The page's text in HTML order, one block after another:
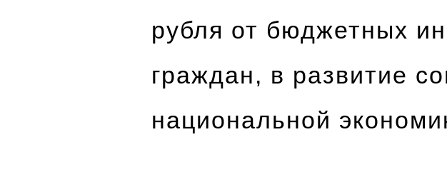
рубля от бюджетных
граждан, в развитие
национальной